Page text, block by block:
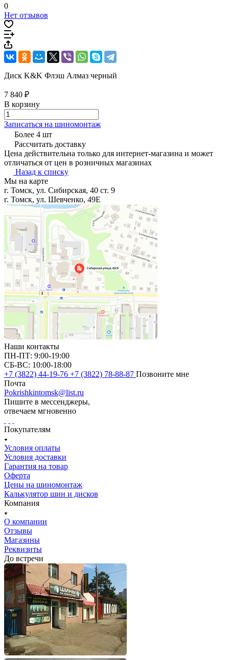
0
Нет отзывов
Диск K&K Флэш Алмаз черный
7 840 ₽
В корзину
Записаться на шиномонтаж
Более 4 шт
Рассчитать доставку
Цена действительна только для интернет-магазина и может
отличаться от цен в розничных магазинах
Назад к списку
Мы на карте
г. Томск, ул. Сибирская, 40 ст. 9
г. Томск, ул. Шевченко, 49Е
Наши контакты
ПН-ПТ: 9:00-19:00
СБ-ВС: 10:00-18:00
+7 (3822) 44-19-76 +7 (3822) 78-88-87 Позвоните мне
Почта
Pokrishkintomsk@list.ru
Пишите в мессенджеры,
отвечаем мгновенно
Покупателям
Условия оплаты
Условия доставки
Гарантия на товар
Оферта
Цены на шиномонтаж
Калькулятор шин и дисков
Компания
О компании
Отзывы
Магазины
Реквизиты
До встречи